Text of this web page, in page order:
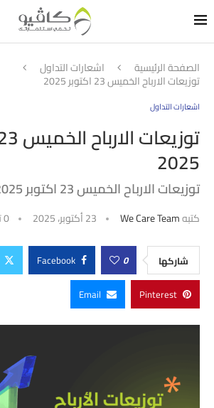
الصفحة الرئيسية اشعارات التداول
توزيعات الارباح الخميس 23 اكتوبر 2025
اشعارات التداول
2025
توزيعات الارباح الخميس 23 اكتوبر 2025
كتبهWe Care Team 23 أكتوبر، 2025 0 تعليقات
شاركها 0
Facebook
Pinterest
Email